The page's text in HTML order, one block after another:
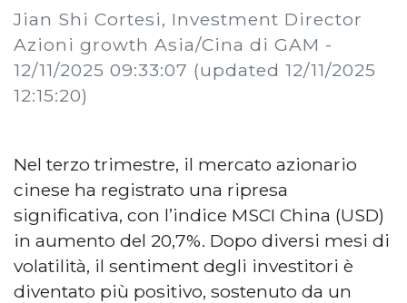
Jian Shi Cortesi, Investment Director
Azioni growth Asia/Cina di GAM -
12/11/2025 09:33:07 (updated 12/11/2025
12:15:20)
Nel terzo trimestre, il mercato azionario
cinese ha registrato una ripresa
significativa, con l’indice MSCI China (USD)
in aumento del 20,7%. Dopo diversi mesi di
volatilità, il sentiment degli investitori è
diventato più positivo, sostenuto da un